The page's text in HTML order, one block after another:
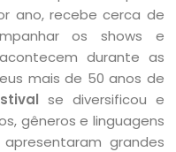
ano, recebe cerca de
os shows e
durante as
mais de 50 anos de
se diversificou e
gêneros e linguagens
grandes